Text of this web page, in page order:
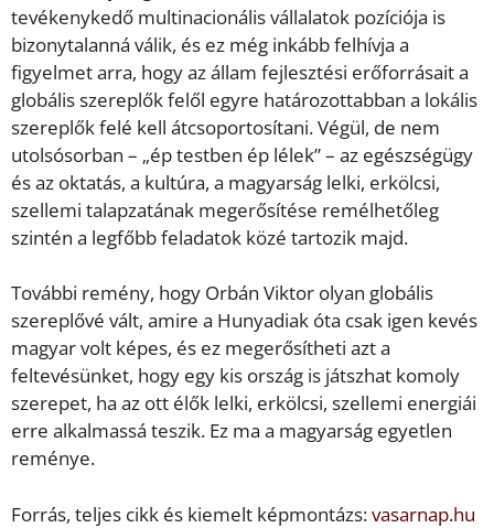
tevékenykedő multinacionális vállalatok pozíciója is
bizonytalanná válik, és ez még inkább felhívja a
figyelmet arra, hogy az állam fejlesztési erőforrásait a
globális szereplők felől egyre határozottabban a lokális
szereplők felé kell átcsoportosítani. Végül, de nem
utolsósorban – „ép testben ép lélek” – az egészségügy
és az oktatás, a kultúra, a magyarság lelki, erkölcsi,
szellemi talapzatának megerősítése remélhetőleg
szintén a legfőbb feladatok közé tartozik majd.
További remény, hogy Orbán Viktor olyan globális
szereplővé vált, amire a Hunyadiak óta csak igen kevés
magyar volt képes, és ez megerősítheti azt a
feltevésünket, hogy egy kis ország is játszhat komoly
szerepet, ha az ott élők lelki, erkölcsi, szellemi energiái
erre alkalmassá teszik. Ez ma a magyarság egyetlen
reménye.
Forrás, teljes cikk és kiemelt képmontázs:vasarnap.hu